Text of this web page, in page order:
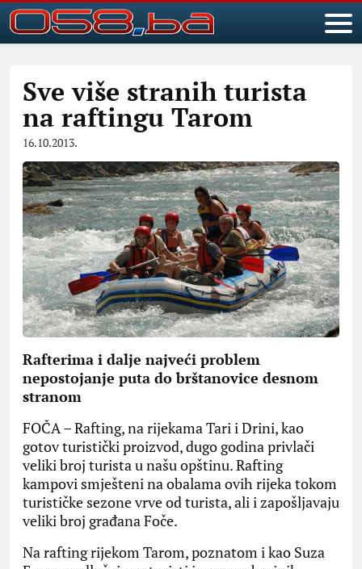
Sve više stranih turista
na raftingu Tarom
16.10.2013.
Rafterima i dalje najveći problem
nepostojanje puta do brštanovice desnom
stranom
FOČA – Rafting, na rijekama Tari i Drini, kao
gotov turistički proizvod, dugo godina privlači
veliki broj turista u našu opštinu. Rafting
kampovi smješteni na obalama ovih rijeka tokom
turističke sezone vrve od turista, ali i zapošljavaju
veliki broj građana Foče.
Na rafting rijekom Tarom, poznatom i kao Suza